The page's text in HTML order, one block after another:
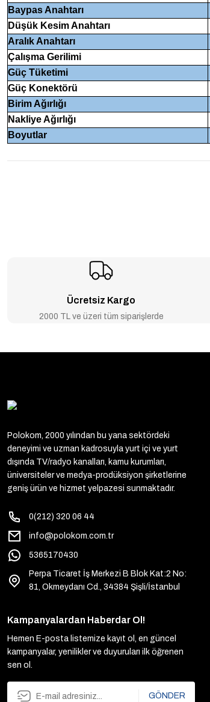
Baypas Anahtarı
Düşük Kesim Anahtarı
Aralık Anahtarı
Çalışma Gerilimi
Güç Tüketimi
Güç Konektörü
Birim Ağırlığı
Nakliye Ağırlığı
Boyutlar
Ücretsiz Kargo
2000 TL ve üzeri tüm siparişlerde
Polokom, 2000 yılından bu yana sektördeki
deneyimi ve uzman kadrosuyla yurt içi ve yurt
dışında TV/radyo kanalları, kamu kurumları,
üniversiteler ve medya-prodüksiyon şirketlerine
geniş ürün ve hizmet yelpazesi sunmaktadır.
0(212) 320 06 44
info@polokom.com.tr
5365170430
Perpa Ticaret İş Merkezi B Blok Kat:2 No:
81, Okmeydanı Cd., 34384 Şişli/İstanbul
Kampanyalardan Haberdar Ol!
Hemen E-posta listemize kayıt ol, en güncel
kampanyalar, yenilikler ve duyuruları ilk öğrenen
sen ol.
GÖNDER